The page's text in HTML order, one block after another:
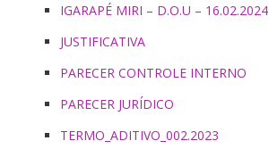
IGARAPÉ MIRI – D.O.U – 16.02.2024
JUSTIFICATIVA
PARECER CONTROLE INTERNO
PARECER JURÍDICO
TERMO_ADITIVO_002.2023